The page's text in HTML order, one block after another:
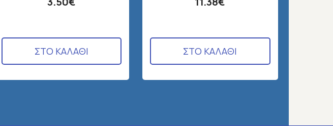
ΣΤΟ ΚΑΛΑΘΙ ΣΤΟ ΚΑΛΑΘΙ